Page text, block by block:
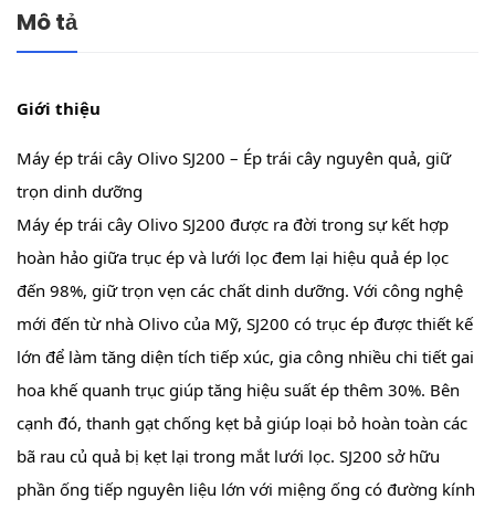
Mô tả
Giới thiệu
Máy ép trái cây Olivo SJ200 – Ép trái cây nguyên quả, giữ
trọn dinh dưỡng
Máy ép trái cây Olivo SJ200 được ra đời trong sự kết hợp
hoàn hảo giữa trục ép và lưới lọc đem lại hiệu quả ép lọc
đến 98%, giữ trọn vẹn các chất dinh dưỡng. Với công nghệ
mới đến từ nhà Olivo của Mỹ, SJ200 có trục ép được thiết kế
lớn để làm tăng diện tích tiếp xúc, gia công nhiều chi tiết gai
hoa khế quanh trục giúp tăng hiệu suất ép thêm 30%. Bên
cạnh đó, thanh gạt chống kẹt bả giúp loại bỏ hoàn toàn các
bã rau củ quả bị kẹt lại trong mắt lưới lọc. SJ200 sở hữu
phần ống tiếp nguyên liệu lớn với miệng ống có đường kính